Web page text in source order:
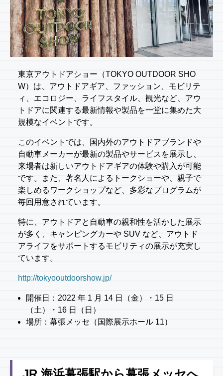
東京アウトドアショー（TOKYO OUTDOOR SHO
W）は、アウトドアギア、ファッション、モビリテ
ィ、エコロジー、ライフスタイル、観光など、アウ
トドアに関連する最新情報や製品を一堂に集めた大
規模なイベントです。
このイベントでは、国内外のアウトドアブランドや
自動車メーカーが最新の製品やサービスを展示し、
来場者は新しいアウトドアギアの体験や購入が可能
です。また、著名人によるトークショーや、親子で
楽しめるワークショップなど、多彩なプログラムが
毎回用意されています。
特に、アウトドアと自動車の親和性を活かした展示
が多く、キャンピングカーや SUV など、アウトド
アライフをサポートするモビリティの展示が充実し
ています。
http://tokyooutdoorshow.jp/
開催日：2022 年 1 月 14 日（金）・15 日
（土）・16 日（日）
場所：幕張メッセ（国際展示ホール 11）